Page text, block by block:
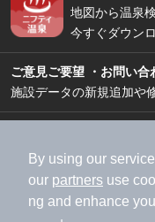
By using our
our partners use
ng and enhance
地図から温泉
今すぐダウン
ご意見ご要望 ・お問い合
施設データの新規追加や
加盟店募集（
利用規約
ラ
特定商取引法